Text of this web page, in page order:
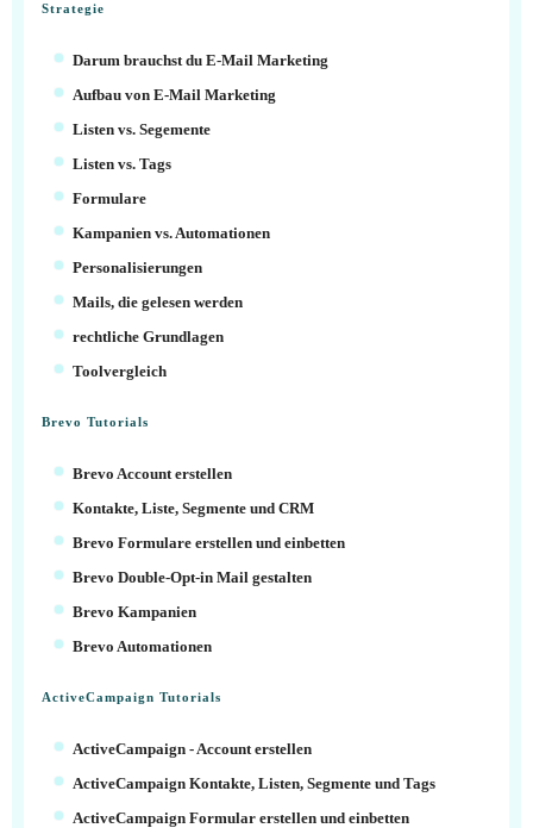
Strategie
Darum brauchst du E-Mail Marketing
Aufbau von E-Mail Marketing
Listen vs. Segemente
Listen vs. Tags
Formulare
Kampanien vs. Automationen
Personalisierungen
Mails, die gelesen werden
rechtliche Grundlagen
Toolvergleich
Brevo Tutorials
Brevo Account erstellen
Kontakte, Liste, Segmente und CRM
Brevo Formulare erstellen und einbetten
Brevo Double-Opt-in Mail gestalten
Brevo Kampanien
Brevo Automationen
ActiveCampaign Tutorials
ActiveCampaign - Account erstellen
ActiveCampaign Kontakte, Listen, Segmente und Tags
ActiveCampaign Formular erstellen und einbetten